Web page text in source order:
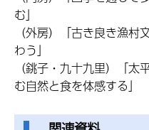
む」
（外房）「古き良き漁
わう」
（銚子・九十九里）「
む自然と食を体感する」